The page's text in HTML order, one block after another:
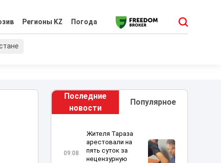
Регионы KZ Погода
Последние
новости
Популярное
09:08
Жителя Тараза
арестовали на
пять суток за
нецензурную